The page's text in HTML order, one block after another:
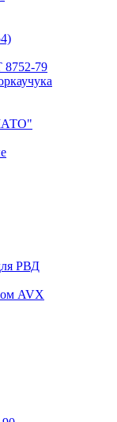
79
РВД
AVX